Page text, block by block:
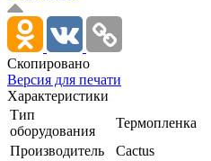
Скопировано
Версия для печати
Характеристики
Тип
оборудования
Термопленка
Производитель
Cactus